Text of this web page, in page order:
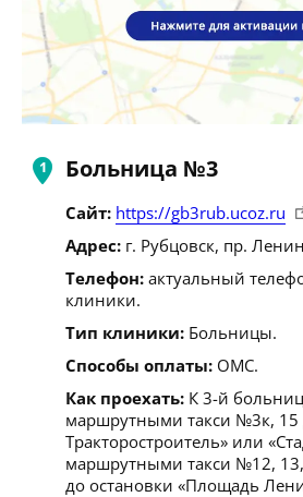
Больница №3
Сайт: https://gb3rub.ucoz.ru
Адрес: г. Рубцовск, пр.
Телефон: актуальный
клиники.
Тип клиники: Больницы.
Способы оплаты: ОМС.
Как проехать: К 3-й
маршрутными такси №3к, 15
Тракторостроитель» или
маршрутными такси №12,
до остановки «Площадь